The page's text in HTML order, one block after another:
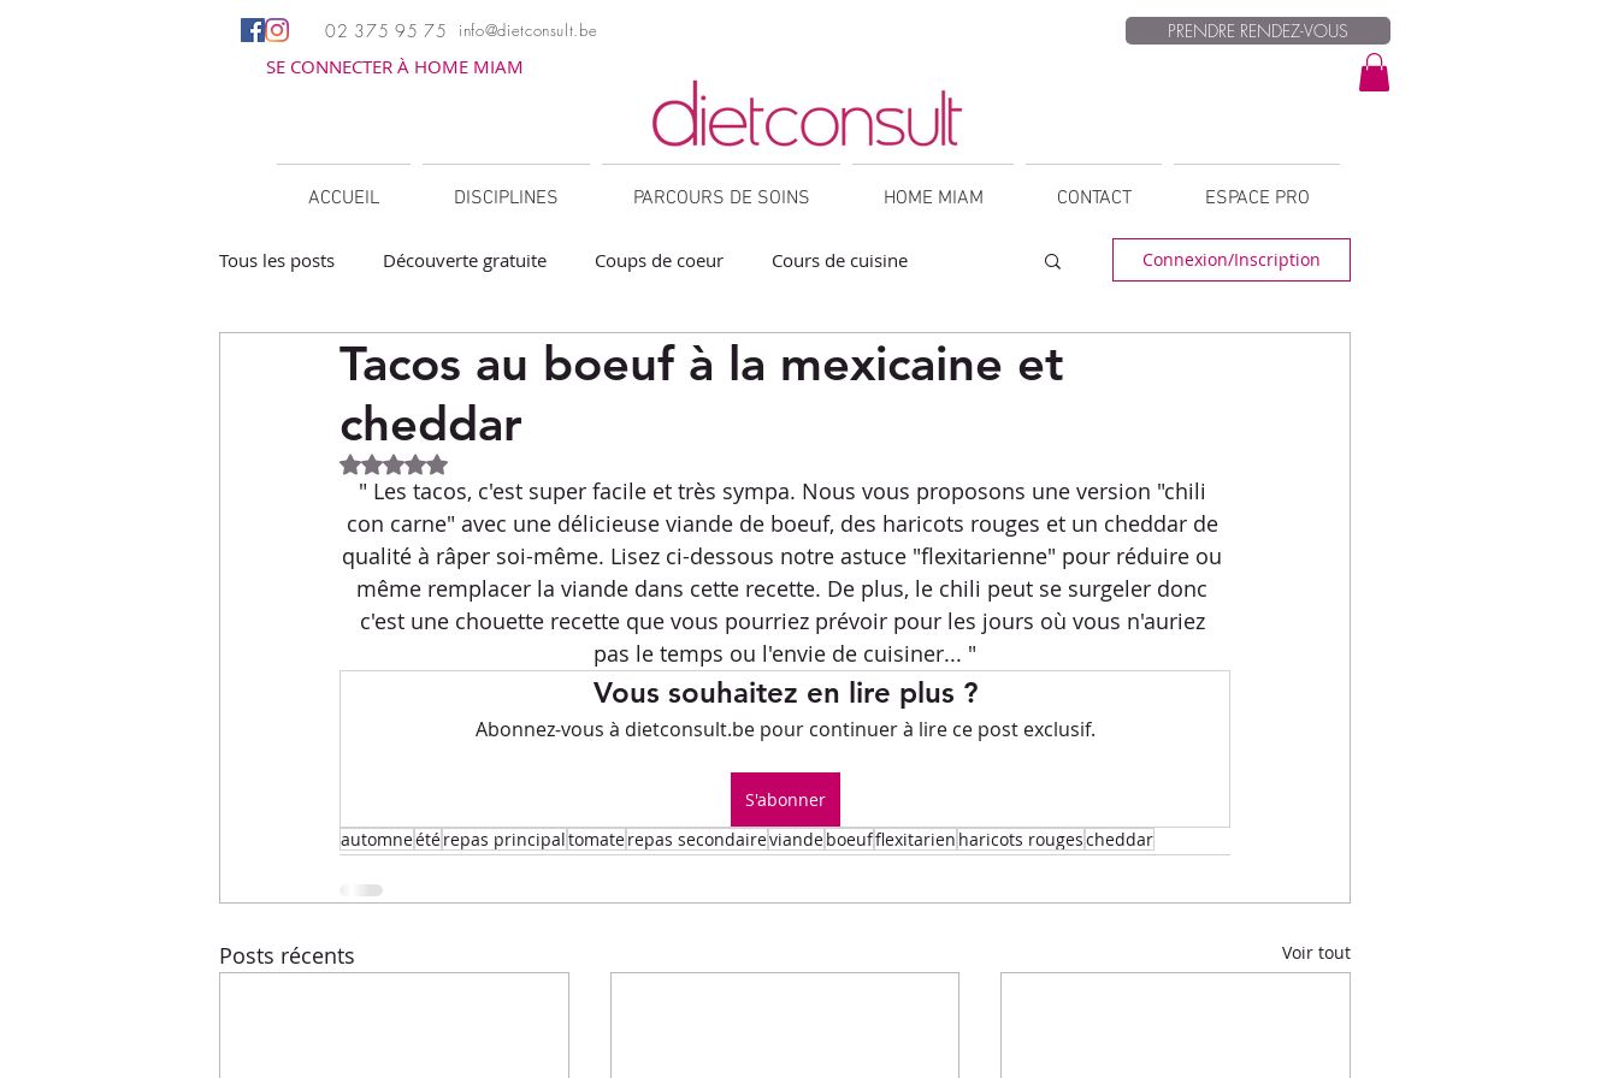
02 375 95 75 info@dietconsult.be PRENDRE RENDEZ-VOUS
SE CONNECTER À HOME MIAM
ACCUEIL DISCIPLINES PARCOURS DE SOINS HOME MIAM CONTACT ESPACE PRO
Tous les posts Découverte gratuite Coups de coeur Cours de cuisine
Barbecue / Plancha Collations Desserts Entrées
Facile à réchauffer
Menus de la semaine Pasta Petits-déjeuners Recettes de fêtes
Repas principaux Soupe Veggie
Techniques culinaires Divers
Connexion/Inscription
Tacos au boeuf à la mexicaine et
cheddar
Noté NaN étoiles sur 5.
" Les tacos, c'est super facile et très sympa. Nous vous proposons une version "chili
con carne" avec une délicieuse viande de boeuf, des haricots rouges et un cheddar de
qualité à râper soi-même. Lisez ci-dessous notre astuce "flexitarienne" pour réduire ou
même remplacer la viande dans cette recette. De plus, le chili peut se surgeler donc
c'est une chouette recette que vous pourriez prévoir pour les jours où vous n'auriez
pas le temps ou l'envie de cuisiner... "
Vous souhaitez en lire plus ?
Abonnez-vous à dietconsult.be pour continuer à lire ce post exclusif.
S'abonner
automneétérepas principaltomaterepas secondaireviandeboeufflexitarien haricots rougescheddar
Posts récents Voir tout